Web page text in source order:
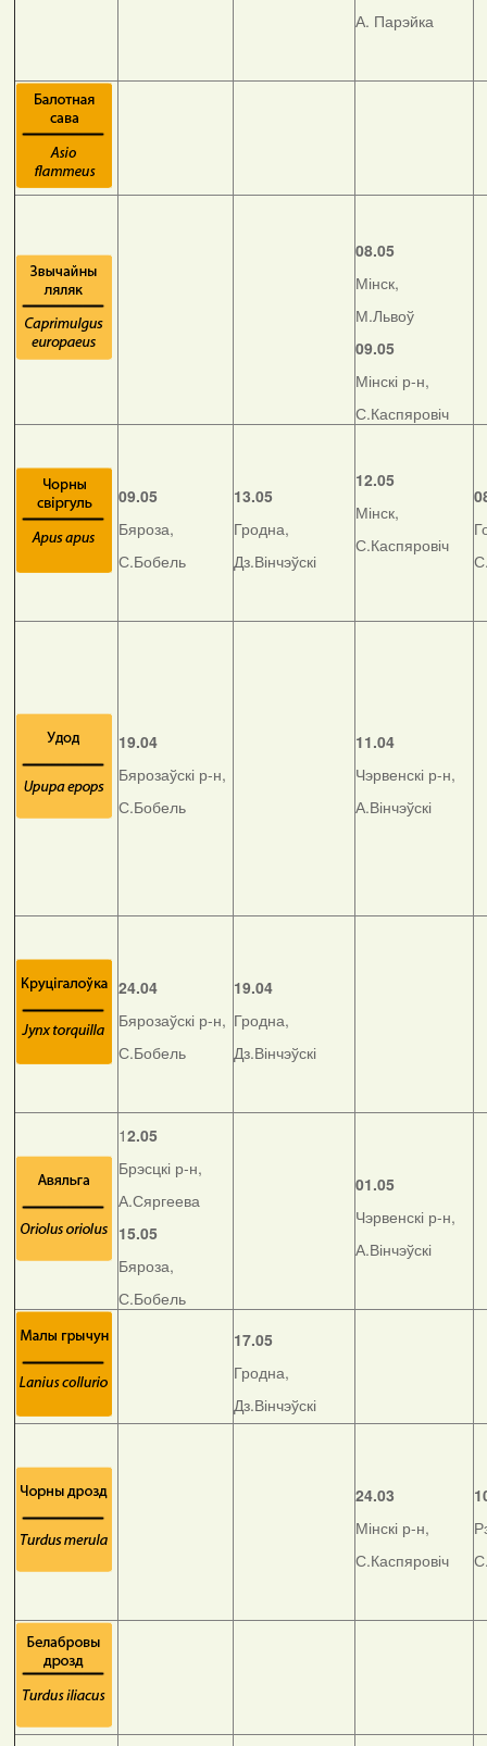
А. Парэйка
08.05
Мінск,
М.Львоў
09.05
Мінскі р-н,
С.Каспяровіч
09.05
Бяроза,
С.Бобель
13.05
Гродна,
Дз.Вінчэўскі
12.05
Мінск,
С.Каспяровіч
19.04
Бярозаўскі р-н,
С.Бобель
11.04
Чэрвенскі р-н,
А.Вінчэўскі
24.04
Бярозаўскі р-н,
С.Бобель
19.04
Гродна,
Дз.Вінчэўскі
12.05
Брэсцкі р-н,
А.Сяргеева
15.05
Бяроза,
С.Бобель
01.05
Чэрвенскі р-н,
А.Вінчэўскі
17.05
Гродна,
Дз.Вінчэўскі
24.03
Мінскі р-н,
С.Каспяровіч